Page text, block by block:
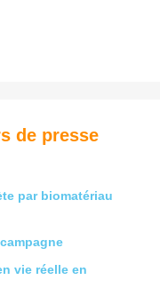
de presse
par biomatériau
vie réelle en